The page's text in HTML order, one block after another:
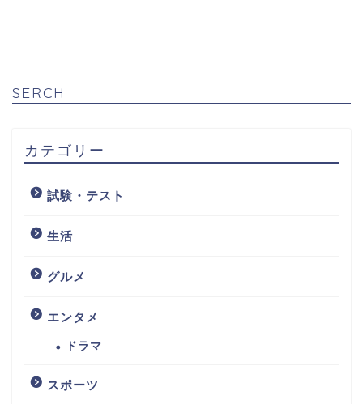
SERCH
カテゴリー
試験・テスト
生活
グルメ
エンタメ
ドラマ
スポーツ